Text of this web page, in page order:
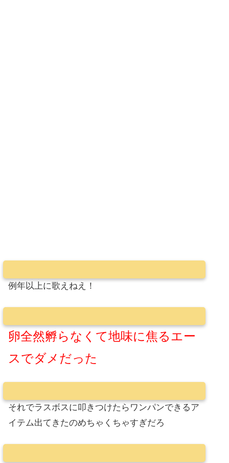
例年以上に歌えねえ！
卵全然孵らなくて地味に焦るエー
スでダメだった
それでラスボスに叩きつけたらワンパンできるア
イテム出てきたのめちゃくちゃすぎだろ